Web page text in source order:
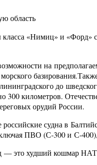
область‍
«Нимиц» и «Форд»
на
до
300 километров.
орудий России.
российские судна в
ПВО (С-300 и С-
— это худший кошмар